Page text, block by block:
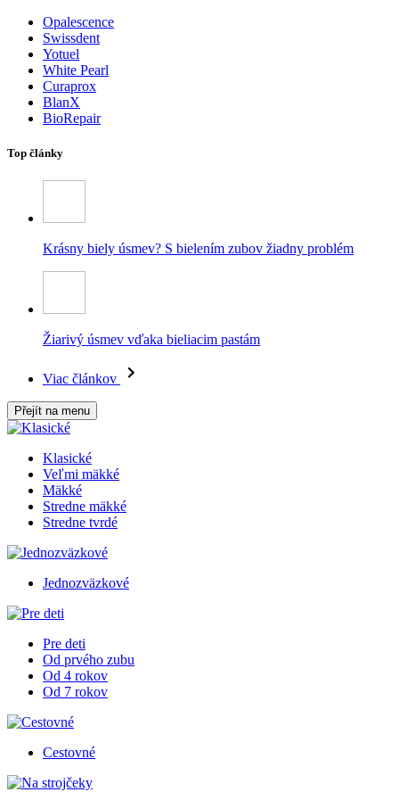
Opalescence
Swissdent
Yotuel
White Pearl
Curaprox
BlanX
BioRepair
Top články
Krásny biely úsmev? S bielením zubov žiadny problém
Žiarivý úsmev vďaka bieliacim pastám
Viac článkov
Přejít na menu
Klasické
Veľmi mäkké
Mäkké
Stredne mäkké
Stredne tvrdé
Jednozväzkové
Pre deti
Od prvého zubu
Od 4 rokov
Od 7 rokov
Cestovné